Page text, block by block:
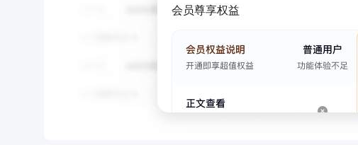
会员尊享权益